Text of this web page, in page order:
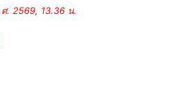
. 2569, 13.36 น.